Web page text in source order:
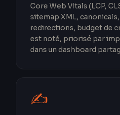
Core Web Vitals (LCP,
sitemap XML,
redirections, budget de
est noté, priorisé par
dans un dashboard
✍️